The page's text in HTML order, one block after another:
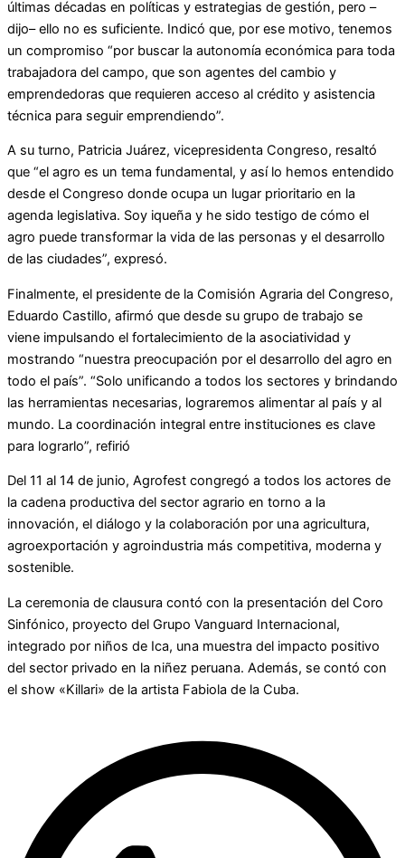
últimas décadas en políticas y estrategias de gestión, pero –
dijo– ello no es suficiente. Indicó que, por ese motivo, tenemos
un compromiso “por buscar la autonomía económica para toda
trabajadora del campo, que son agentes del cambio y
emprendedoras que requieren acceso al crédito y asistencia
técnica para seguir emprendiendo”.
A su turno, Patricia Juárez, vicepresidenta Congreso, resaltó
que “el agro es un tema fundamental, y así lo hemos entendido
desde el Congreso donde ocupa un lugar prioritario en la
agenda legislativa. Soy iqueña y he sido testigo de cómo el
agro puede transformar la vida de las personas y el desarrollo
de las ciudades”, expresó.
Finalmente, el presidente de la Comisión Agraria del Congreso,
Eduardo Castillo, afirmó que desde su grupo de trabajo se
viene impulsando el fortalecimiento de la asociatividad y
mostrando “nuestra preocupación por el desarrollo del agro en
todo el país”. “Solo unificando a todos los sectores y brindando
las herramientas necesarias, lograremos alimentar al país y al
mundo. La coordinación integral entre instituciones es clave
para lograrlo”, refirió
Del 11 al 14 de junio, Agrofest congregó a todos los actores de
la cadena productiva del sector agrario en torno a la
innovación, el diálogo y la colaboración por una agricultura,
agroexportación y agroindustria más competitiva, moderna y
sostenible.
La ceremonia de clausura contó con la presentación del Coro
Sinfónico, proyecto del Grupo Vanguard Internacional,
integrado por niños de Ica, una muestra del impacto positivo
del sector privado en la niñez peruana. Además, se contó con
el show «Killari» de la artista Fabiola de la Cuba.